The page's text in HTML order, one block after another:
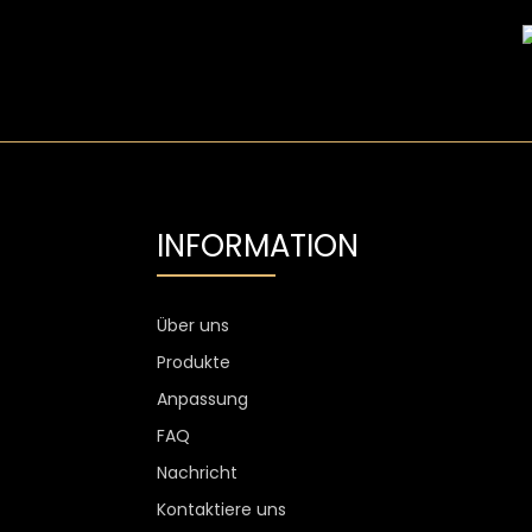
INFORMATION
Über uns
Produkte
Anpassung
FAQ
Nachricht
Kontaktiere uns